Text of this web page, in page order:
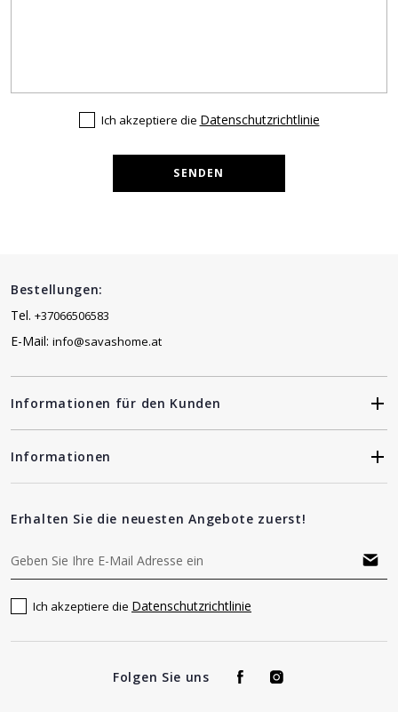
Ich akzeptiere die Datenschutzrichtlinie
SENDEN
Bestellungen:
Tel. +37066506583
E-Mail: info@savashome.at
Informationen für den Kunden
Informationen
Erhalten Sie die neuesten Angebote zuerst!
Ich akzeptiere die Datenschutzrichtlinie
Folgen Sie uns